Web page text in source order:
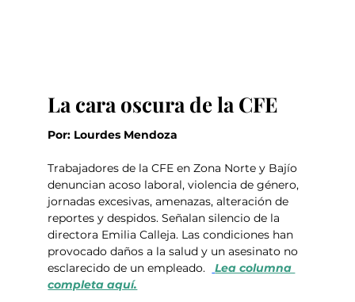
La cara oscura de la CFE
Por: Lourdes Mendoza
Trabajadores de la CFE en Zona Norte y Bajío
denuncian acoso laboral, violencia de género,
jornadas excesivas, amenazas, alteración de
reportes y despidos. Señalan silencio de la
directora Emilia Calleja. Las condiciones han
provocado daños a la salud y un asesinato no
esclarecido de un empleado.
Lea columna
completa aquí.